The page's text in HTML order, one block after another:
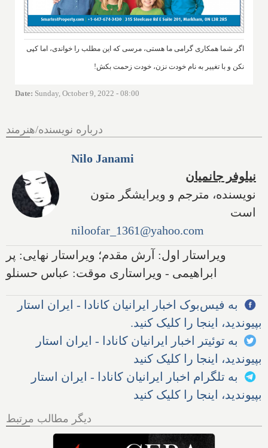
اگر شما همکاری گرامی ما هستی، مرسی که این مطلب را خواندی، اما کپی
نکن و با تغییر به نام خودت نزن، خودت زحمت بکش!
Date: Sunday, October 9, 2022 - 08:00
درباره نویسنده/هنرمند
Nilo Janami
نیلوفر جانمیان
نویسنده، مترجم و ویرایشگر متون
است
niloofar_1361@yahoo.com
ویراستار اول: آرش مقدم؛ ویراستار نهایی: پر
ابراهیمی - ویراستاری موقت: عباس حسنلو
به فیس‌بوک اخبار ایرانیان کانادا - ایران استار
بپیوندید، اینجا را کلیک کنید.
به توئیتر اخبار ایرانیان کانادا - ایران استار
بپیوندید، اینجا را کلیک کنید
به تلگرام اخبار ایرانیان کانادا - ایران استار
بپیوندید، اینجا را کلیک کنید
دیگر مطالب مرتبط